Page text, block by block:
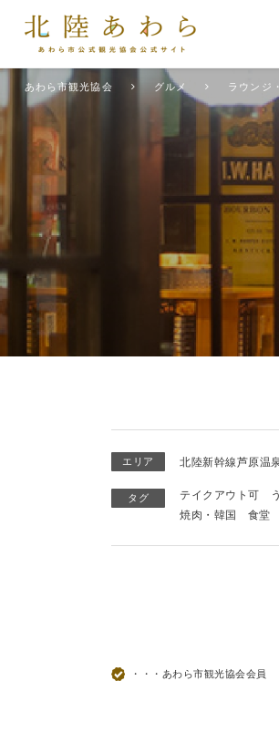
あわら市観光協会 グルメ ラウンジ
エリア 北陸新幹線芦原温
タグ テイクアウト可
焼肉・韓国
食堂
・・・あわら市観光協会会員